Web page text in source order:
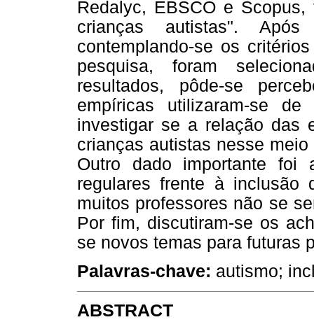
Redalyc, EBSCO e
crianças autistas".
contemplando-se os
pesquisa, foram
resultados, pôde-se
empíricas utilizaram-se
investigar se a relação das
crianças autistas nesse
Outro dado importante foi
regulares frente à inclusão
muitos professores não se
Por fim, discutiram-se os
se novos temas para futuras
Palavras-chave: autismo;
ABSTRACT